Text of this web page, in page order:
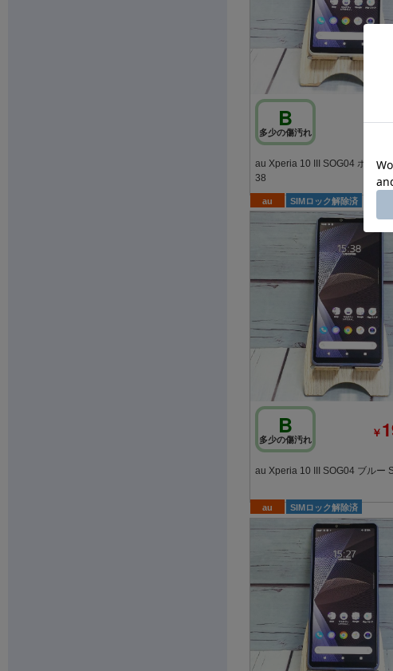
B
多少の傷汚れ ￥
au Xperia 10 III SOG04 ホワイ
38
au SIMロック解除済
B
多少の傷汚れ ￥
au SIMロック解除済